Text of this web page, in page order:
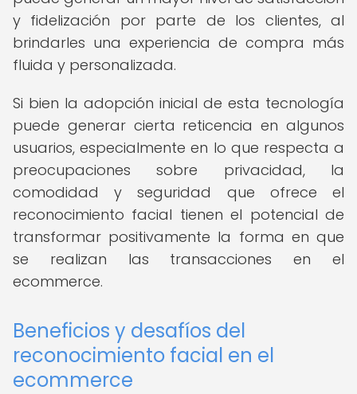
y fidelización por parte de los clientes, al
brindarles una experiencia de compra más
fluida y personalizada.
Si bien la adopción inicial de esta tecnología
puede generar cierta reticencia en algunos
usuarios, especialmente en lo que respecta a
preocupaciones sobre privacidad, la
comodidad y seguridad que ofrece el
reconocimiento facial tienen el potencial de
transformar positivamente la forma en que
se realizan las transacciones en el
ecommerce.
Beneficios y desafíos del
reconocimiento facial en el
ecommerce